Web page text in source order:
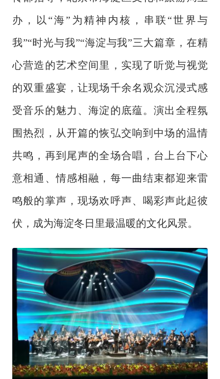
办，以 “海”为精神内核，串联“世界与
我”“时光与我”“海淀与我”三大篇章，在精
心营造的艺术空间里，实现了听觉与视觉
的双重盛宴，让现场千余名观众沉浸式感
受音乐的魅力、海淀的底蕴。演出全程氛
围热烈，从开篇的恢弘交响到中场的温情
共鸣，再到尾声的全场合唱，台上台下心
意相通、情感相融，每一曲结束都迎来雷
鸣般的掌声，现场欢呼声、喝彩声此起彼
伏，成为海淀冬日里最温暖的文化风景。